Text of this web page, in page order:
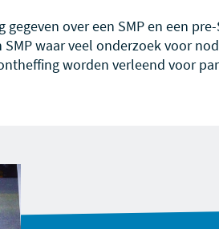
over een SMP en een pre-
waar veel onderzoek voor
worden verleend voor